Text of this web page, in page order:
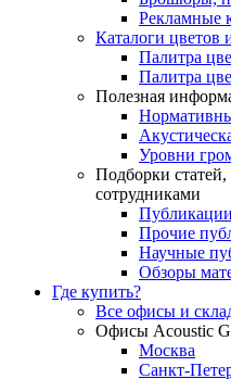
Рекламные
Каталоги цветов
Палитра
Палитра
Полезная
Уровни
Подборки
сотрудниками
Прочие
Научные
Обзоры
Где купить?
Все офисы и
Офисы Acoustic
Москва
Санкт-